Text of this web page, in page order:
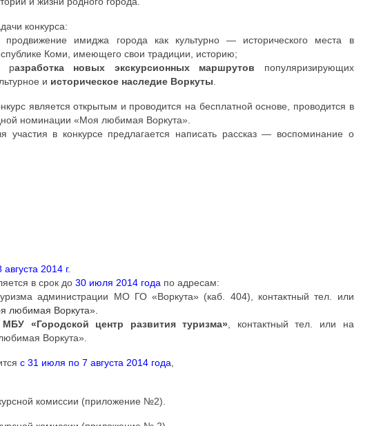
конкурса:
имиджа города как культурно — исторического места в
Коми, имеющего свои традиции, историю;
разработка новых экскурсионных маршрутов популяризирующих
и историческое наследие Воркуты
является открытым и проводится на бесплатной основе, проводится в
номинации «Моя любимая Воркута».
участия в конкурсе предлагается написать рассказ — воспоминание о
2014 г.
в срок до 30 июля 2014 года по адресам:
администрации МО ГО «Воркута» (каб. 404), контактный тел. или
любимая Воркута».
МБУ «Городской центр развития туризма» , контактный тел. или на
Воркута».
с 31 июля по 7 августа 2014 года
комиссии (приложение №2).